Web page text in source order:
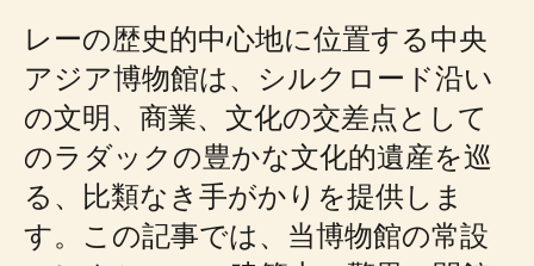
レーの歴史的中心地に位置する中央
アジア博物館は、シルクロード沿い
の文明、商業、文化の交差点として
のラダックの豊かな文化的遺産を巡
る、比類なき手がかりを提供しま
す。この記事では、当博物館の常設